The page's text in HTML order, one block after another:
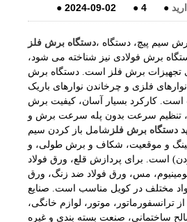
● 2024-09-02 ● 4 ●
دستگاه برش فلز، همچنین به عنوان خط برش سیم پیچ، دستگاه
برش فولادی نیز شناخته می شود،
تجهیزات برش فلز است. دستگاه برش
فلزی و چرخاندن نوارهای باریک
کارکرد بسیار آسان، کیفیت برش
تنظیم سرعت بدون پله سرعت برش و
دستگاه برش فلز شامل باز کردن سیم
و موقعیت، شکاف و برش طولی، و
است. برای پردازش قلع، ورق فولاد
مس، ورق فولاد ضد زنگ، ورق
مختلف در کویل مناسب است. صنایع
از ترانسفورماتور، موتور، لوازم خانگی،